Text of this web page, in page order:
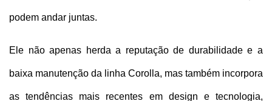
podem andar juntas.
Ele não apenas herda a reputação de durabilidade e a
baixa manutenção da linha Corolla, mas também incorpora
as tendências mais recentes em design e tecnologia,